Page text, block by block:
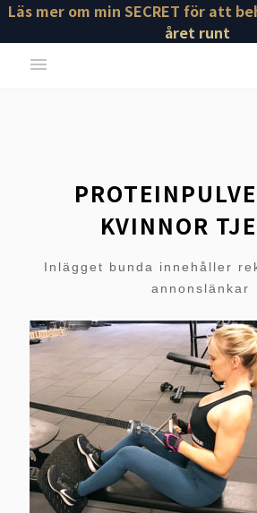
Läs mer om min SECRET för att
året runt
KVINNOR
Inlägget bunda innehåller
annonslänkar